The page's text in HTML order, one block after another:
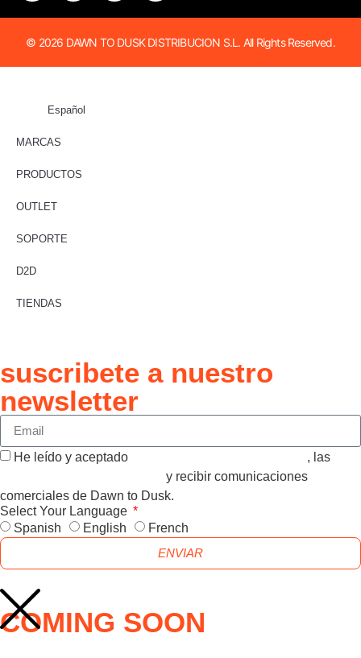
© 2026 DAWN TO DUSK DISTRIBUCION S.L. All Rights Reserved.
Español
MARCAS
PRODUCTOS
OUTLET
SOPORTE
D2D
TIENDAS
suscribete a nuestro
newsletter
He leído y aceptado
, las
y recibir comunicaciones
comerciales de Dawn to Dusk.
Select Your Language
Spanish
English
French
ENVIAR
COMING SOON